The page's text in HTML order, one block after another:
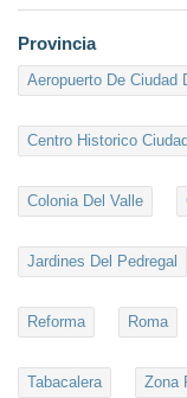
Provincia
Aeropuerto De Ciudad
Centro Historico
Colonia Del Valle
Jardines Del Pedregal
Reforma Roma
Tabacalera Zona